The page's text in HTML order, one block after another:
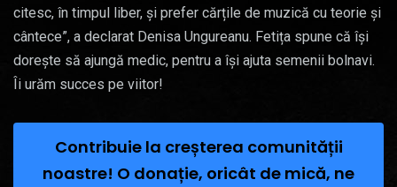
citesc, în timpul liber, și prefer cărțile de muzică cu teorie și
cântece”, a declarat Denisa Ungureanu. Fetița spune că își
dorește să ajungă medic, pentru a își ajuta semenii bolnavi.
Îi urăm succes pe viitor!
Contribuie la creșterea comunității
noastre! O donație, oricât de mică, ne